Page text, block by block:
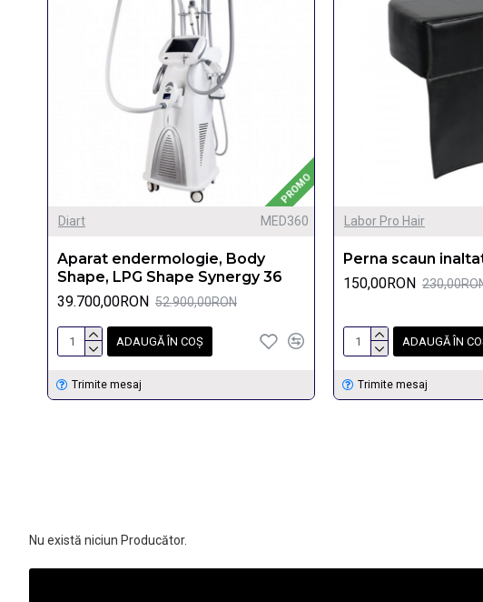
PROMO
Diart MED360
Aparat endermologie, Body
Shape, LPG Shape Synergy 36
39.700,00RON 52.900,00RON
ADAUGĂ ÎN COŞ
Trimite mesaj
Labor Pro Hair
Perna scaun
150,00RON
ADAUGĂ ÎN
Trimite mesaj
Nu există niciun Producător.